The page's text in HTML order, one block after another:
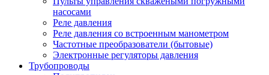
насосами
Реле давления
Реле давления со встроенным манометром
Частотные преобразователи (бытовые)
Электронные регуляторы давления
Трубопроводы